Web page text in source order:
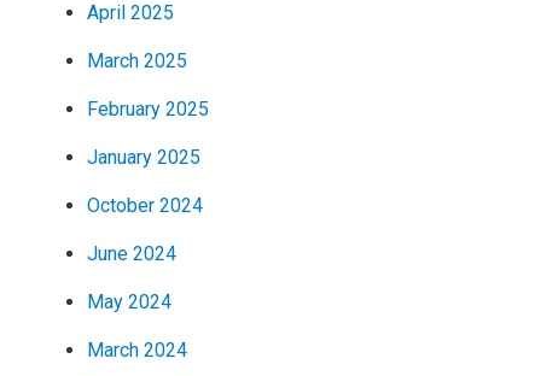
April 2025
March 2025
February 2025
January 2025
October 2024
June 2024
May 2024
March 2024